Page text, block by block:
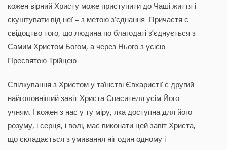
кожен вірний Христу може приступити до Чаші життя і
скуштувати від неї – з метою з’єднання. Причастя є
свідоцтво того, що людина по благодаті з’єднується з
Самим Христом Богом, а через Нього з усією
Пресвятою Трійцею.
Спілкування з Христом у таїнстві Євхаристії є другий
найголовніший завіт Христа Спасителя усім Його
учням. І кожен з нас у ту міру, яка доступна для його
розуму, і серця, і волі, має виконати цей завіт Христа,
що складається з умивання ніг один одному і